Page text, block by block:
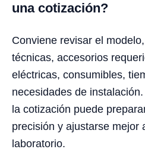
una cotización?
Conviene revisar el
técnicas, accesorios
eléctricas, consumibles,
necesidades de
la cotización puede
precisión y ajustarse mejor
laboratorio.